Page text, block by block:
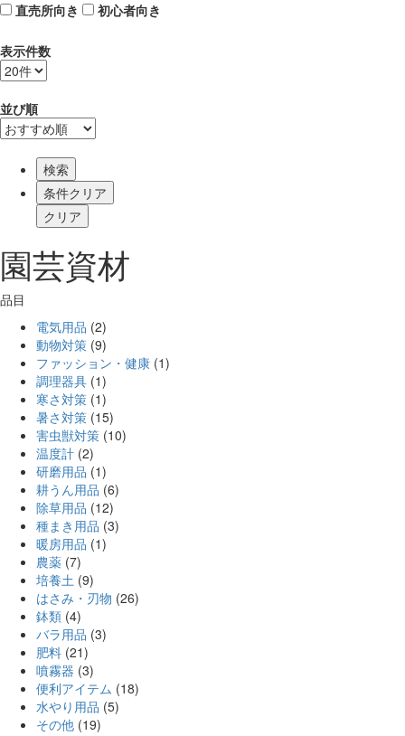
直売所向き
初心者向き
表示件数
並び順
検索
園芸資材
品目
電気用品 (2)
動物対策 (9)
ファッション・健康 (1)
調理器具 (1)
寒さ対策 (1)
暑さ対策 (15)
害虫獣対策 (10)
温度計 (2)
研磨用品 (1)
耕うん用品 (6)
除草用品 (12)
種まき用品 (3)
暖房用品 (1)
農薬 (7)
培養土 (9)
はさみ・刃物 (26)
鉢類 (4)
バラ用品 (3)
肥料 (21)
噴霧器 (3)
便利アイテム (18)
水やり用品 (5)
その他 (19)